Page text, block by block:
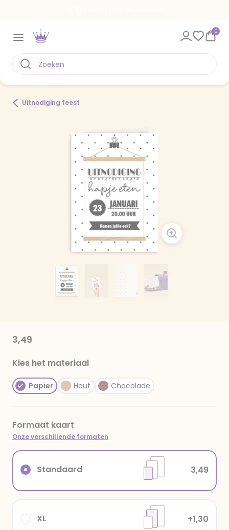
0
Uitnodiging feest
3,49
Kies het materiaal
Papier Hout Chocolade
Formaat kaart
Onze verschillende formaten
XL +1,30
Standaard 3,49